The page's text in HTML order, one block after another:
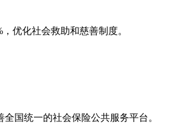
优化社会救助和慈善制度。
国统一的社会保险公共服务平台。